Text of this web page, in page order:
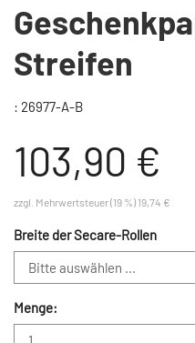
Streifen
: 26977-A-B
103,90 €
zzgl. Mehrwertsteuer (19 %) 19,74 €
Breite der Secare-Rollen
Menge: